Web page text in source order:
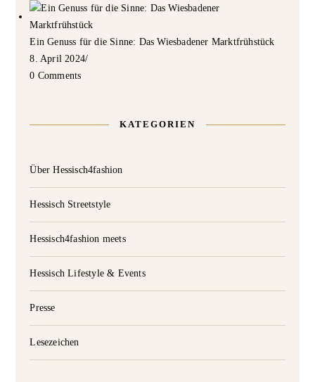
Ein Genuss für die Sinne: Das Wiesbadener Marktfrühstück
8. April 2024/
0 Comments
KATEGORIEN
Über Hessisch4fashion
Hessisch Streetstyle
Hessisch4fashion meets
Hessisch Lifestyle & Events
Presse
Lesezeichen